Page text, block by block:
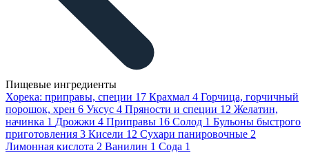
Пищевые ингредиенты
Хорека: приправы, специи 17 Крахмал 4 Горчица, горчичный
порошок, хрен 6 Уксус 4 Пряности и специи 12 Желатин,
начинка 1 Дрожжи 4 Приправы 16 Солод 1 Бульоны быстрого
приготовления 3 Кисели 12 Сухари панировочные 2
Лимонная кислота 2 Ванилин 1 Сода 1